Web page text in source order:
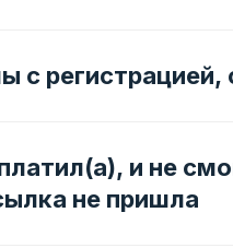
с
и не
не пришла